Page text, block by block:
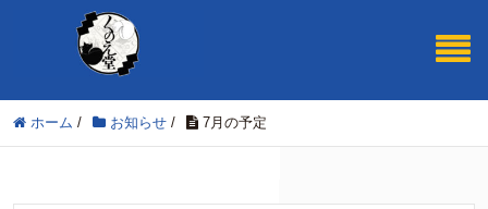
ホーム / お知らせ / 7月の予定